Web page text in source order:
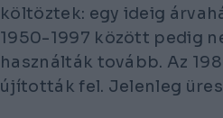
költöztek: egy ideig
1950-1997 között pedig
használták tovább. Az
újították fel. Jelenleg